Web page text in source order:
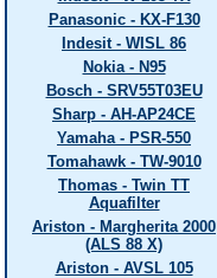
Panasonic - KX-F130
Indesit - WISL 86
Nokia - N95
Bosch - SRV55T03EU
Sharp - AH-AP24CE
Yamaha - PSR-550
Tomahawk - TW-9010
Thomas - Twin TT
Aquafilter
Ariston - Margherita 2000
(ALS 88 X)
Ariston - AVSL 105